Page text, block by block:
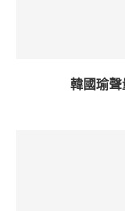
韓國瑜